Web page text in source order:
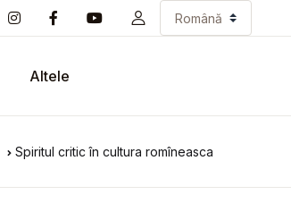
Altele
Spiritul critic în cultura romîneasca